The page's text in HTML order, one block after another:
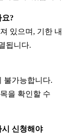
?
있으며, 기한 내
됩니다.
불가능합니다.
을 확인할 수
시 신청해야